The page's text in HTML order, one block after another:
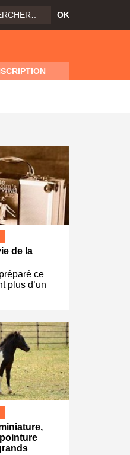
de la
ce
plus d’un